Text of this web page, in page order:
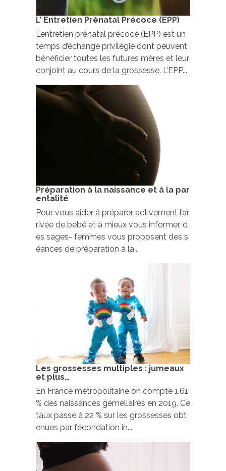
L’ Entretien Prénatal Précoce (EPP)
L’entretien prénatal précoce (EPP) est un
temps d’échange privilégié dont peuvent
bénéficier toutes les futures mères et leur
conjoint au cours de la grossesse. L’EPP...
Préparation à la naissance et à la par
entalité
Pour vous aider à préparer activement l’ar
rivée de bébé et à mieux vous informer, d
es sages- femmes vous proposent des s
éances de préparation à la...
Les grossesses multiples : jumeaux
et plus…
En France métropolitaine on compte 1.61
% des naissances gémellaires en 2019. Ce
taux passe à 22 % sur les grossesses obt
enues par fécondation in...